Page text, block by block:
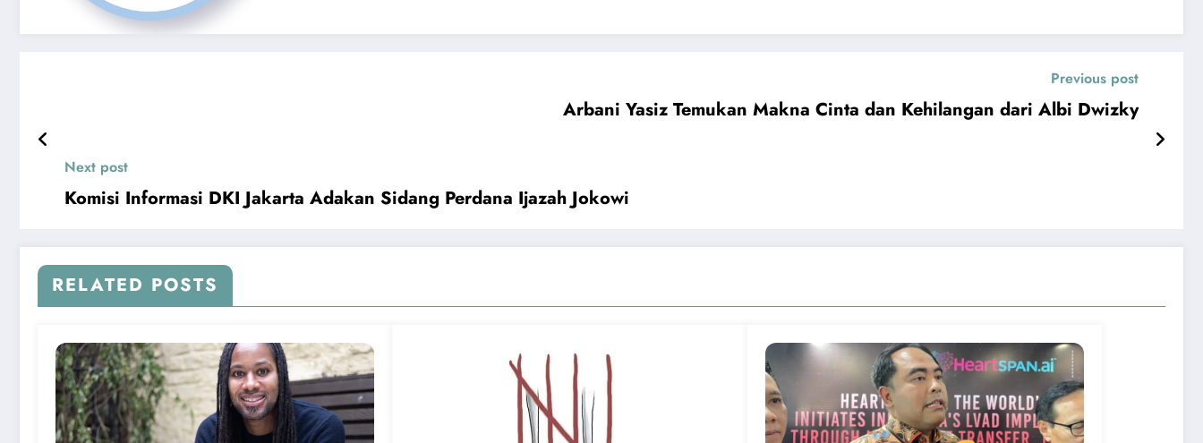
Previous post
Arbani Yasiz Temukan Makna Cinta dan Kehilangan dari Albi Dwizky
Next post
Komisi Informasi DKI Jakarta Adakan Sidang Perdana Ijazah Jokowi
RELATED POSTS